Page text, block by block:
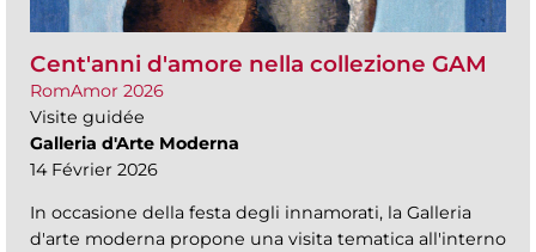
Cent'anni d'amore nella collezione GAM
RomAmor 2026
Visite guidée
Galleria d'Arte Moderna
14 Février 2026
In occasione della festa degli innamorati, la Galleria
d'arte moderna propone una visita tematica all'interno